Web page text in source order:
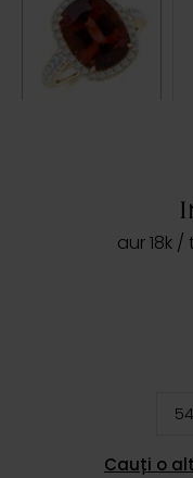
aur 18k
Cauți o